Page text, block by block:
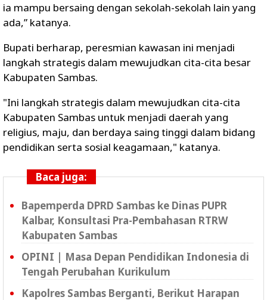
ia mampu bersaing dengan sekolah-sekolah lain yang
ada,” katanya.
Bupati berharap, peresmian kawasan ini menjadi
langkah strategis dalam mewujudkan cita-cita besar
Kabupaten Sambas.
"Ini langkah strategis dalam mewujudkan cita-cita
Kabupaten Sambas untuk menjadi daerah yang
religius, maju, dan berdaya saing tinggi dalam bidang
pendidikan serta sosial keagamaan," katanya.
Baca juga:
Bapemperda DPRD Sambas ke Dinas PUPR
Kalbar, Konsultasi Pra-Pembahasan RTRW
Kabupaten Sambas
OPINI | Masa Depan Pendidikan Indonesia di
Tengah Perubahan Kurikulum
Kapolres Sambas Berganti, Berikut Harapan